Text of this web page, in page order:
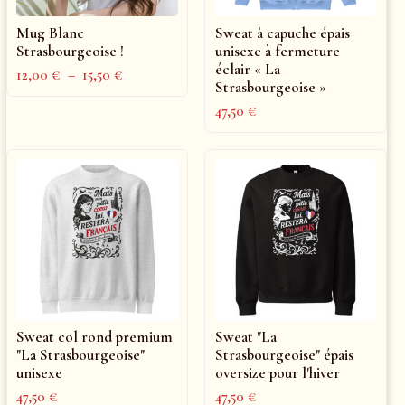
Mug Blanc
Strasbourgeoise !
12,00€ – 15,50€
Sweat à capuche épais
unisexe à fermeture
éclair « La
Strasbourgeoise »
47,50€
Sweat col rond premium
"La Strasbourgeoise"
unisexe
47,50€
Sweat "La
Strasbourgeoise" épais
oversize pour l'hiver
47,50€